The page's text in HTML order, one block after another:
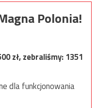
Polonia!
zł, zebraliśmy:1351
dla funkcjonowania